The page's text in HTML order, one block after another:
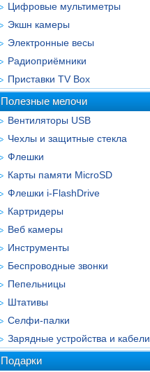
Цифровые мультиметры
Экшн камеры
Электронные весы
Радиоприёмники
Приставки TV Box
Полезные мелочи
Вентиляторы USB
Чехлы и защитные стекла
Флешки
Карты памяти MicroSD
Флешки i-FlashDrive
Картридеры
Веб камеры
Инструменты
Беспроводные звонки
Пепельницы
Штативы
Селфи-палки
Зарядные устройства и кабели
Подарки